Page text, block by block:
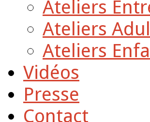
Ateliers
Ateliers
Ateliers
Vidéos
Presse
Contact